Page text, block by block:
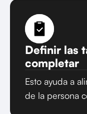
Definir las
completar
Esto ayuda a
de la persona